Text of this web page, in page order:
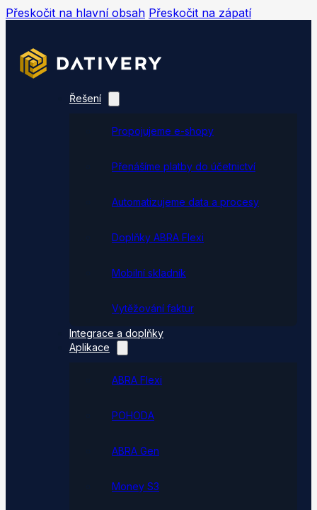
Přeskočit na hlavní obsah Přeskočit na zápatí
Řešení
Propojujeme e-shopy
Přenášíme platby do účetnictví
Automatizujeme data a procesy
Doplňky ABRA Flexi
Mobilní skladník
Vytěžování faktur
Integrace a doplňky
Aplikace
ABRA Flexi
POHODA
ABRA Gen
Money S3